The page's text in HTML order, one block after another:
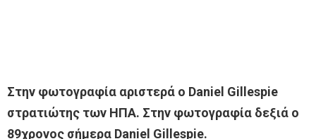
Στην φωτογραφία αριστερά ο Daniel Gillespie
στρατιώτης των ΗΠΑ. Στην φωτογραφία δεξιά ο
89χρονος σήμερα Daniel Gillespie.